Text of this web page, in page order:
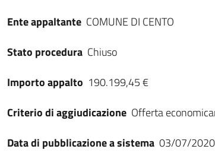
Ente appaltante COMUNE DI CENTO
Stato procedura Chiuso
Importo appalto 190.199,45 €
Criterio di aggiudicazione Offerta
Data di pubblicazione a sistema 03/07/2020